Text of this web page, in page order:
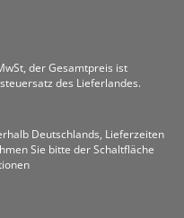
der Gesamtpreis ist
des Lieferlandes.
Deutschlands, Lieferzeiten
Sie bitte der Schaltfläche